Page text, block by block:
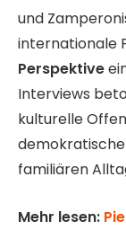
und
internationale
Perspektive
Interviews
kulturelle
familiären
Mehr lesen: